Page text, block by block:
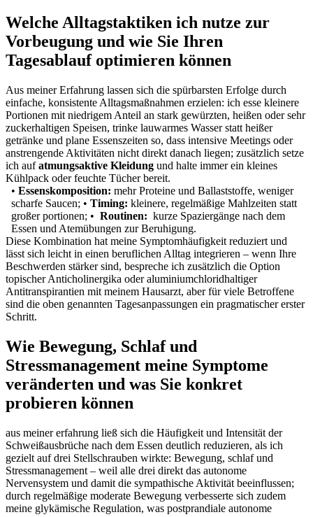
Welche Alltagstaktiken ich nutze ‌zur​
Vorbeugung und wie Sie Ihren
Tagesablauf optimieren können
Aus​ meiner‍ Erfahrung‍ lassen sich⁤ die ‍spürbarsten Erfolge durch
einfache, ‍konsistente Alltagsmaßnahmen erzielen: ich esse kleinere
Portionen mit niedrigem Anteil an stark gewürzten, heißen ​oder ⁢sehr
zuckerhaltigen Speisen,​ trinke lauwarmes Wasser statt heißer
getränke ⁤und plane Essenszeiten so, ⁢dass intensive Meetings oder
anstrengende Aktivitäten nicht⁣ direkt danach liegen;‌ zusätzlich setze
ich aufatmungsaktive ⁣Kleidung und halte‍ immer ein‌ kleines
Kühlpack⁢ oder feuchte Tücher bereit.
•‌ Essenskomposition: mehr ​Proteine und Ballaststoffe, weniger
scharfe ⁤Saucen; • Timing: kleinere, regelmäßige Mahlzeiten statt
großer portionen; • ⁢ Routinen: ​ kurze Spaziergänge ⁣nach ⁣dem
⁤Essen ​und Atemübungen⁢ zur Beruhigung.
⁣Diese Kombination hat meine Symptomhäufigkeit reduziert ‍und
lässt sich leicht in einen​ beruflichen⁤ Alltag ‌integrieren – wenn Ihre‌
Beschwerden stärker sind, bespreche ich ⁤zusätzlich die ‍Option
⁣topischer Anticholinergika oder aluminiumchloridhaltiger
Antitranspirantien mit meinem Hausarzt, aber⁢ für viele Betroffene
sind ​die oben‌ genannten Tagesanpassungen ein pragmatischer erster
Schritt.
Wie⁢ Bewegung, Schlaf und
⁢Stressmanagement meine Symptome
veränderten und was Sie konkret
probieren können
aus meiner erfahrung ließ sich die Häufigkeit und ​Intensität⁢ der
Schweißausbrüche nach dem Essen deutlich‌ reduzieren, als ich
gezielt ⁣auf drei Stellschrauben wirkte: Bewegung, schlaf und
Stressmanagement – weil alle drei direkt das ⁤autonome
‍Nervensystem und damit die sympathische Aktivität ‍beeinflussen;
durch regelmäßige moderate Bewegung verbesserte sich zudem
⁣meine glykämische‌ Regulation, was⁤ postprandiale autonome